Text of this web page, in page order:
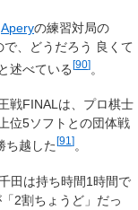
Aperyの練習対局の
、どうだろう 良くて
述べている [90] 。
戦FINALは、プロ棋士
位5ソフトとの団体戦
ち越した [91 ] 。
田は持ち時間1時間で
2割ちょうど」だっ